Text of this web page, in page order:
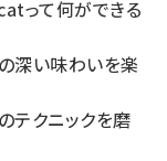
って何ができる
深い味わいを楽
テクニックを磨